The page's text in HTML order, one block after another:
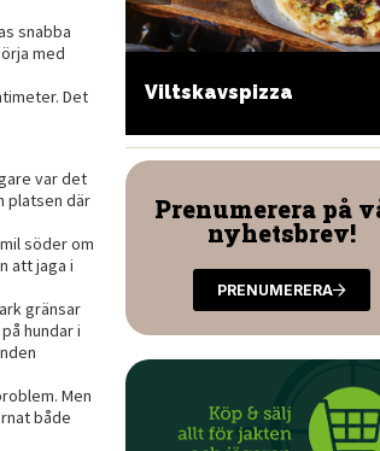
snabba
med
Det
var det
platsen där
söder om
att jaga i
gränsar
hundar i
Men
både
Viltskavspizza
Prenumerera på
nyhetsbrev!
PRENUMERERA